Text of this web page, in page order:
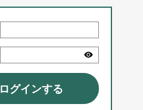
ログインする